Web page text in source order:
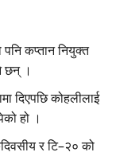
पनि कप्तान नियुक्त
छन् ।
दिएपछि कोहलीलाई
हो ।
र टि–२० को